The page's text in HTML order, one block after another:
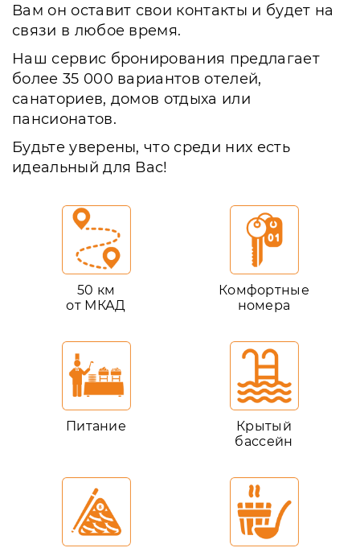
Вам он оставит свои контакты и будет на
связи в любое время.
Наш сервис бронирования предлагает
более 35 000 вариантов отелей,
санаториев, домов отдыха или
пансионатов.
Будьте уверены, что среди них есть
идеальный для Вас!
50 км
от МКАД
Комфортные
номера
Питание
Крытый
бассейн